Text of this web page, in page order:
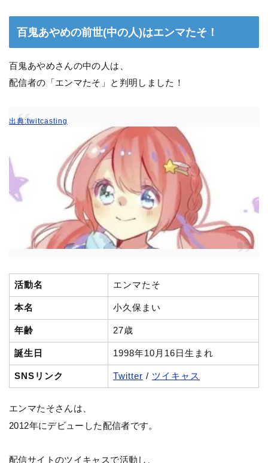
百鬼あやめの前世(中の人)はエンマたそ！
百鬼あやめさんの中の人は、
配信者の「エンマたそ」と判明しました！
出典:twitcasting
活動名 エンマたそ
本名 小久保まい
年齢 27歳
誕生日 1998年10月16日生まれ
SNSリンク Twitter / ツイキャス
エンマたそさんは、
2012年にデビューした配信者です。
配信サイトのツイキャスで活動し、